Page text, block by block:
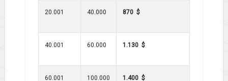
20.001 40.000 870 $
40.001 60.000 1.130 $
60.001 100.000 1.400 $